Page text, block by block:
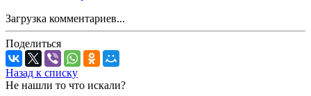
Загрузка комментариев...
Поделиться
Назад к списку
Не нашли то что искали?